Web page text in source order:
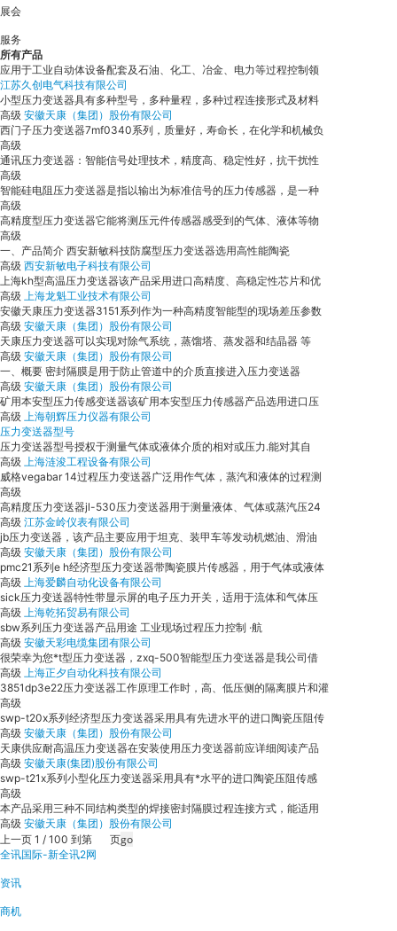
展会
服务
所有产品
应用于工业自动体设备配套及石油、化工、冶金、电力等过程控制领
江苏久创电气科技有限公司
小型压力变送器具有多种型号，多种量程，多种过程连接形式及材料
高级 安徽天康（集团）股份有限公司
西门子压力变送器7mf0340系列，质量好，寿命长，在化学和机械负
高级
通讯压力变送器：智能信号处理技术，精度高、稳定性好，抗干扰性
高级
智能硅电阻压力变送器是指以输出为标准信号的压力传感器，是一种
高级
高精度型压力变送器它能将测压元件传感器感受到的气体、液体等物
高级
一、产品简介 西安新敏科技防腐型压力变送器选用高性能陶瓷
高级 西安新敏电子科技有限公司
上海kh型高温压力变送器该产品采用进口高精度、高稳定性芯片和优
高级 上海龙魁工业技术有限公司
安徽天康压力变送器3151系列作为一种高精度智能型的现场差压参数
高级 安徽天康（集团）股份有限公司
天康压力变送器可以实现对除气系统，蒸馏塔、蒸发器和结晶器 等
高级 安徽天康（集团）股份有限公司
一、概要 密封隔膜是用于防止管道中的介质直接进入压力变送器
高级 安徽天康（集团）股份有限公司
矿用本安型压力传感变送器该矿用本安型压力传感器产品选用进口压
高级 上海朝辉压力仪器有限公司
压力变送器型号
压力变送器型号授权于测量气体或液体介质的相对或压力.能对其自
高级 上海涟浚工程设备有限公司
威格vegabar 14过程压力变送器广泛用作气体，蒸汽和液体的过程测
高级
高精度压力变送器jl-530压力变送器用于测量液体、气体或蒸汽压24
高级 江苏金岭仪表有限公司
jb压力变送器，该产品主要应用于坦克、装甲车等发动机燃油、滑油
高级 安徽天康（集团）股份有限公司
pmc21系列e h经济型压力变送器带陶瓷膜片传感器，用于气体或液体
高级 上海爱麟自动化设备有限公司
sick压力变送器特性带显示屏的电子压力开关，适用于流体和气体压
高级 上海乾拓贸易有限公司
sbw系列压力变送器产品用途 工业现场过程压力控制 ·航
高级 安徽天彩电缆集团有限公司
很荣幸为您*t型压力变送器，zxq-500智能型压力变送器是我公司借
高级 上海正夕自动化科技有限公司
3851dp3e22压力变送器工作原理工作时，高、低压侧的隔离膜片和灌
高级
swp-t20x系列经济型压力变送器采用具有先进水平的进口陶瓷压阻传
高级 安徽天康（集团）股份有限公司
天康供应耐高温压力变送器在安装使用压力变送器前应详细阅读产品
高级 安徽天康(集团)股份有限公司
swp-t21x系列小型化压力变送器采用具有*水平的进口陶瓷压阻传感
高级
本产品采用三种不同结构类型的焊接密封隔膜过程连接方式，能适用
高级 安徽天康（集团）股份有限公司
上一页 1 / 100 到第
页
全讯国际-新全讯2网
资讯
商机